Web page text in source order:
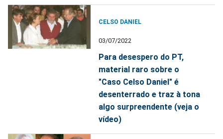
CELSO DANIEL
03/07/2022
Para desespero do PT,
material raro sobre o
"Caso Celso Daniel" é
desenterrado e traz à tona
algo surpreendente (veja o
vídeo)